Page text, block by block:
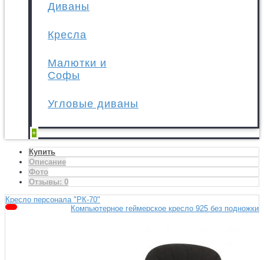
Диваны
Кресла
Малютки и
Софы
Угловые диваны
+
Купить
Описание
Фото
Отзывы: 0
Кресло персонала "РК-70"
Компьютерное геймерское кресло 925 без подножки